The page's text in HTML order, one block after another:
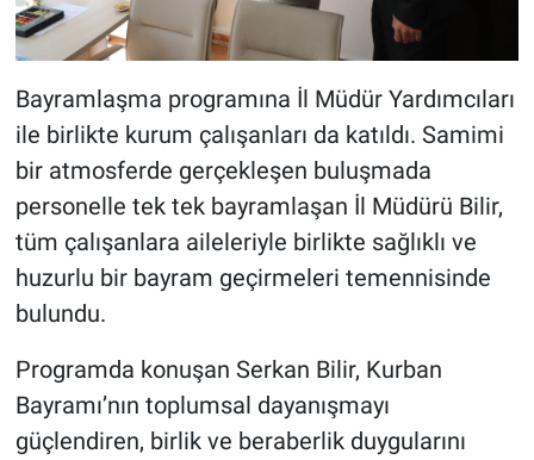
Bayramlaşma programına İl Müdür Yardımcıları
ile birlikte kurum çalışanları da katıldı. Samimi
bir atmosferde gerçekleşen buluşmada
personelle tek tek bayramlaşan İl Müdürü Bilir,
tüm çalışanlara aileleriyle birlikte sağlıklı ve
huzurlu bir bayram geçirmeleri temennisinde
bulundu.
Programda konuşan Serkan Bilir, Kurban
Bayramı’nın toplumsal dayanışmayı
güçlendiren, birlik ve beraberlik duygularını